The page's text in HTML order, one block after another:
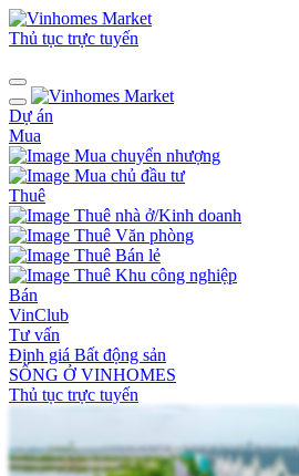
Thủ tục trực tuyến
Dự án
Mua
Mua chuyển nhượng
Mua chủ đầu tư
Thuê
Thuê nhà ở/Kinh doanh
Thuê Văn phòng
Thuê Bán lẻ
Thuê Khu công nghiệp
Bán
VinClub
Tư vấn
Định giá Bất động sản
SỐNG Ở VINHOMES
Thủ tục trực tuyến